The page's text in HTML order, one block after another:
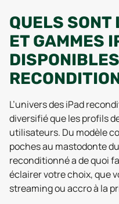
QUELS SONT
ET GAMMES
L’univers des iPad
diversifié que les profils
utilisateurs. Du modèle
poches au mastodonte
reconditionné a de quoi
éclairer votre choix, que
streaming ou accro à la